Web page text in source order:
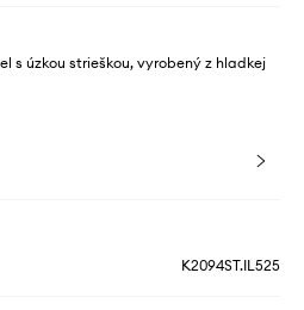
s úzkou strieškou, vyrobený z hladkej
K2094ST.IL525